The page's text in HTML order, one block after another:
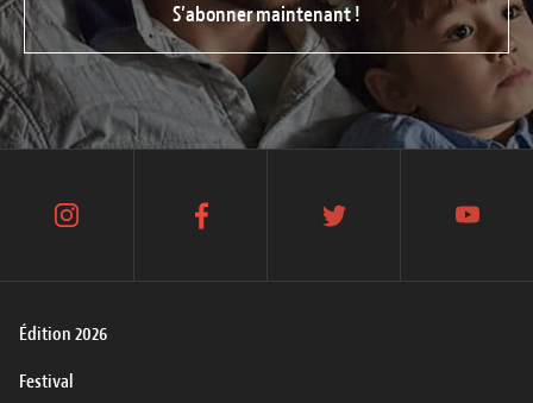
S’abonner maintenant !
Édition 2026
Festival
instagram facebook twitter youtube